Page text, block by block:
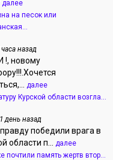
далее
на песок или
часа назад
!, новому
далее
Курской области возгла...
день назад
победили врага в
области п... далее
почтили память жертв втор...